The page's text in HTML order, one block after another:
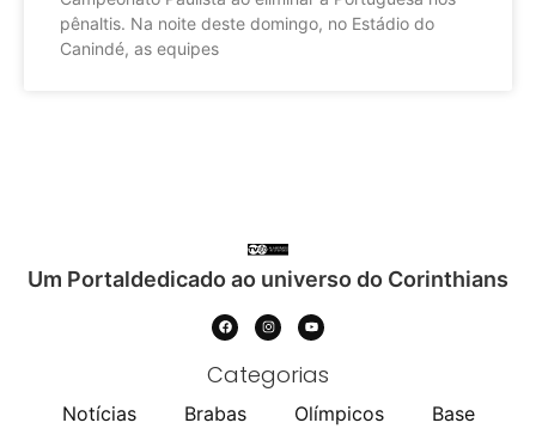
pênaltis. Na noite deste domingo, no Estádio do
Canindé, as equipes
Um Portaldedicado ao universo do Corinthians
Categorias
Notícias Brabas Olímpicos Base